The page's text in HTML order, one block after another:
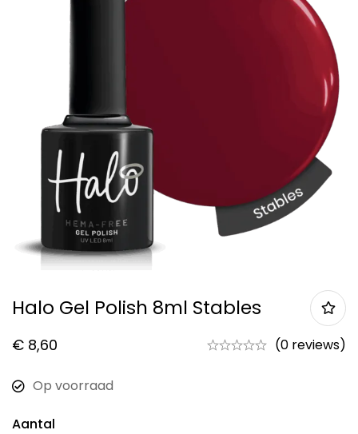
Halo Gel Polish 8ml Stables
€ 8,60 (0 reviews)
Op voorraad
Aantal